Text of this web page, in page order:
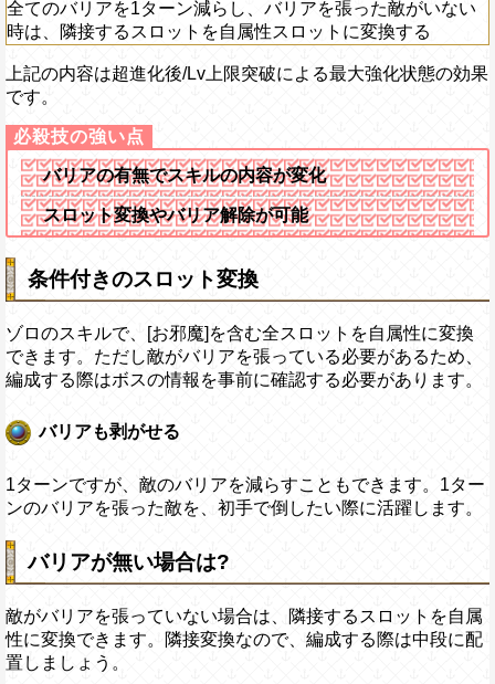
全てのバリアを1ターン減らし、バリアを張った敵がいない
時は、隣接するスロットを自属性スロットに変換する
上記の内容は超進化後/Lv上限突破による最大強化状態の効果
です。
バリアの有無でスキルの内容が変化
スロット変換やバリア解除が可能
条件付きのスロット変換
ゾロのスキルで、[お邪魔]を含む全スロットを自属性に変換
できます。ただし敵がバリアを張っている必要があるため、
編成する際はボスの情報を事前に確認する必要があります。
バリアも剥がせる
1ターンですが、敵のバリアを減らすこともできます。1ター
ンのバリアを張った敵を、初手で倒したい際に活躍します。
バリアが無い場合は?
敵がバリアを張っていない場合は、隣接するスロットを自属
性に変換できます。隣接変換なので、編成する際は中段に配
置しましょう。